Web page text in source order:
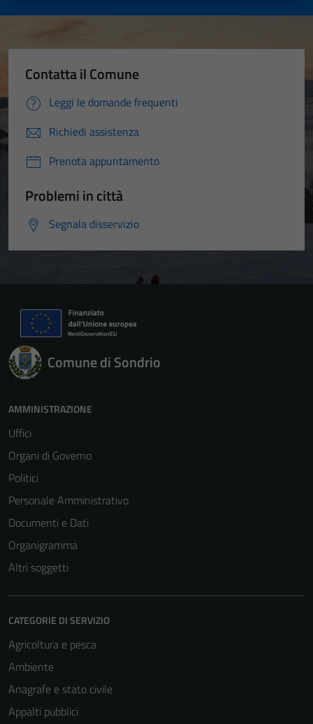
Contatta il Comune
Leggi le domande frequenti
Richiedi assistenza
Prenota appuntamento
Problemi in città
Segnala disservizio
Comune di Sondrio
AMMINISTRAZIONE
Uffici
Organi di Governo
Politici
Personale Amministrativo
Documenti e Dati
Organigramma
Altri soggetti
CATEGORIE DI SERVIZIO
Agricoltura e pesca
Ambiente
Anagrafe e stato civile
Appalti pubblici